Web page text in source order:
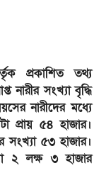
প্রকাশিত তথ্য
নারীর সংখ্যা বৃদ্ধি
নারীদের মধ্যে
প্রায় ৫৪ হাজার।
সংখ্যা ৫৩ হাজার।
২ লক্ষ ৩ হাজার